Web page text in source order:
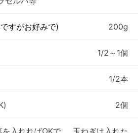
すがお好みで) 200g
1/2～1個
1/2本
2個
入れればOKで
玉ねぎは入れた